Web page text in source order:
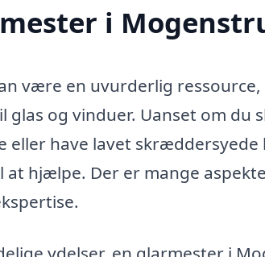
i
være en uvurderlig
og vinduer. Uanset om du
eller have lavet
hjælpe. Der er mange